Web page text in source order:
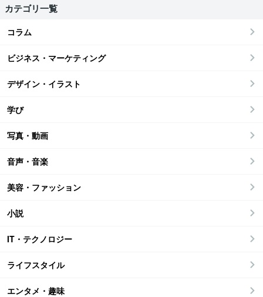
カテゴリ一覧
コラム
ビジネス・マーケティング
デザイン・イラスト
学び
写真・動画
音声・音楽
美容・ファッション
小説
IT・テクノロジー
ライフスタイル
エンタメ・趣味